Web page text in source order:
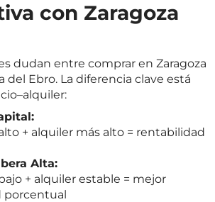
con Zaragoza
dudan entre comprar en Zaragoza
del Ebro. La diferencia clave está
+ alquiler más alto = rentabilidad
Alta:
+ alquiler estable = mejor
porcentual